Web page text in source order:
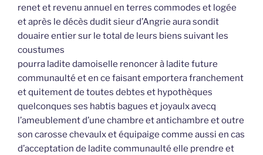
renet et revenu annuel en terres commodes et logée
et après le décès dudit sieur d’Angrie aura sondit
douaire entier sur le total de leurs biens suivant les
coustumes
pourra ladite damoiselle renoncer à ladite future
communaulté et en ce faisant emportera franchement
et quitement de toutes debtes et hypothèques
quelconques ses habtis bagues et joyaulx avecq
l’ameublement d’une chambre et antichambre et outre
son carosse chevaulx et équipaige comme aussi en cas
d’acceptation de ladite communaulté elle prendre et